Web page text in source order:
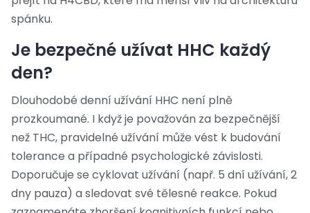
spánku.
Je bezpečné užívat HHC každý
den?
Dlouhodobé denní užívání HHC není plně
prozkoumané. I když je považován za bezpečnější
než THC, pravidelné užívání může vést k budování
tolerance a případné psychologické závislosti.
Doporučuje se cyklovat užívání (např. 5 dní užívání, 2
dny pauza) a sledovat své tělesné reakce. Pokud